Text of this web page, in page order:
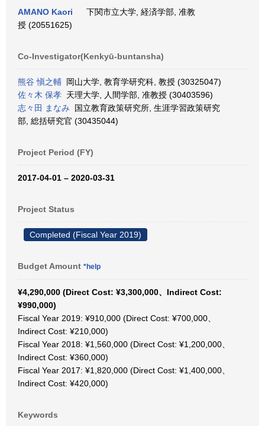
AMANO Kaori
下関市立大学, 経済学部, 准教
授 (20551625)
Co-Investigator(Kenkyū-buntansha)
熊谷 愼之輔 岡山大学, 教育学研究科, 教授 (30325047)
佐々木 保孝 天理大学, 人間学部, 准教授 (30403596)
志々田 まなみ 国立教育政策研究所, 生涯学習政策研究
部, 総括研究官 (30435044)
Project Period (FY)
2017-04-01 – 2020-03-31
Project Status
Completed (Fiscal Year 2019)
Budget Amount *help
¥4,290,000 (Direct Cost: ¥3,300,000、Indirect Cost:
¥990,000)
Fiscal Year 2019: ¥910,000 (Direct Cost: ¥700,000、
Indirect Cost: ¥210,000)
Fiscal Year 2018: ¥1,560,000 (Direct Cost: ¥1,200,000、
Indirect Cost: ¥360,000)
Fiscal Year 2017: ¥1,820,000 (Direct Cost: ¥1,400,000、
Indirect Cost: ¥420,000)
Keywords